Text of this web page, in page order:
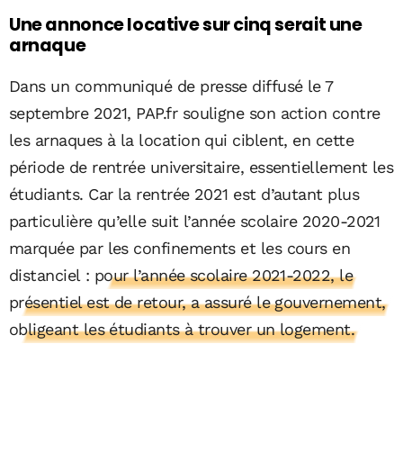
Une annonce locative sur cinq serait une
arnaque
Dans un communiqué de presse diffusé le 7
septembre 2021, PAP.fr souligne son action contre
les arnaques à la location qui ciblent, en cette
période de rentrée universitaire, essentiellement les
étudiants. Car la rentrée 2021 est d’autant plus
particulière qu’elle suit l’année scolaire 2020-2021
marquée par les confinements et les cours en
distanciel : pour l’année scolaire 2021-2022, le
présentiel est de retour, a assuré le gouvernement,
obligeant les étudiants à trouver un logement.